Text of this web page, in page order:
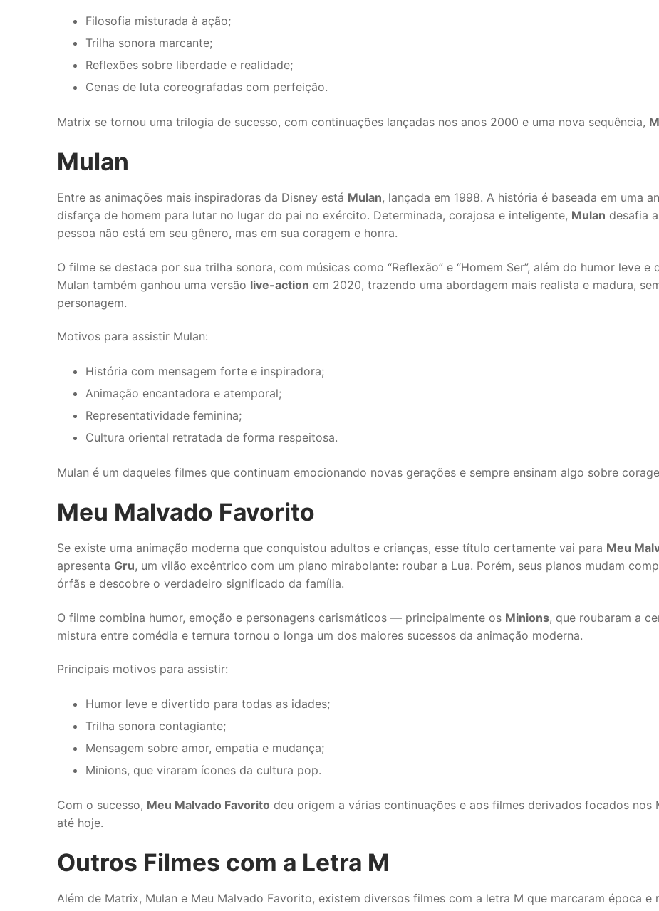
Filosofia misturada à ação;
Trilha sonora marcante;
Reflexões sobre liberdade e realidade;
Cenas de luta coreografadas com perfeição.
Matrix se tornou uma trilogia de sucesso, com continuações lançadas nos anos 2000 e uma nova sequência,
Mulan
Entre as animações mais inspiradoras da Disney está Mulan, lançada em 1998. A história é baseada em uma
disfarça de homem para lutar no lugar do pai no exército. Determinada, corajosa e inteligente, Mulan desafia
pessoa não está em seu gênero, mas em sua coragem e honra.
O filme se destaca por sua trilha sonora, com músicas como “Reflexão” e “Homem Ser”, além do humor leve
Mulan também ganhou uma versão live-action em 2020, trazendo uma abordagem mais realista e madura,
personagem.
Motivos para assistir Mulan:
História com mensagem forte e inspiradora;
Animação encantadora e atemporal;
Representatividade feminina;
Cultura oriental retratada de forma respeitosa.
Mulan é um daqueles filmes que continuam emocionando novas gerações e sempre ensinam algo sobre
Meu Malvado Favorito
Se existe uma animação moderna que conquistou adultos e crianças, esse título certamente vai para Meu
apresenta Gru, um vilão excêntrico com um plano mirabolante: roubar a Lua. Porém, seus planos mudam
órfãs e descobre o verdadeiro significado da família.
O filme combina humor, emoção e personagens carismáticos — principalmente os Minions, que roubaram a
mistura entre comédia e ternura tornou o longa um dos maiores sucessos da animação moderna.
Principais motivos para assistir:
Humor leve e divertido para todas as idades;
Trilha sonora contagiante;
Mensagem sobre amor, empatia e mudança;
Minions, que viraram ícones da cultura pop.
Com o sucesso, Meu Malvado Favorito deu origem a várias continuações e aos filmes derivados focados
até hoje.
Outros Filmes com a Letra M
Além de Matrix, Mulan e Meu Malvado Favorito, existem diversos filmes com a letra M que marcaram época e